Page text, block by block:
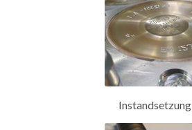
Instandsetzung